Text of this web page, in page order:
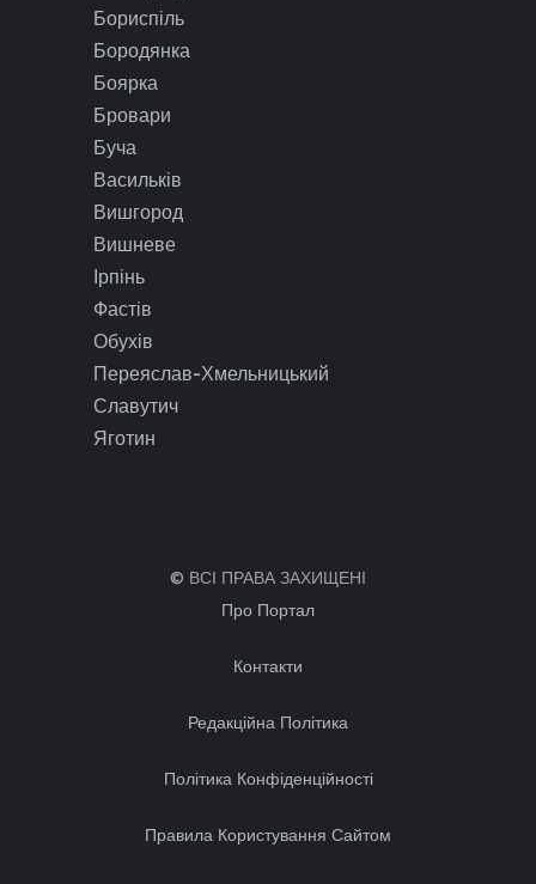
Бориспіль
Бородянка
Боярка
Бровари
Буча
Васильків
Вишгород
Вишневе
Ірпінь
Фастів
Обухів
Переяслав-Хмельницький
Славутич
Яготин
© ВСІ ПРАВА ЗАХИЩЕНІ
Про Портал
Контакти
Редакційна Політика
Політика Конфіденційності
Правила Користування Сайтом